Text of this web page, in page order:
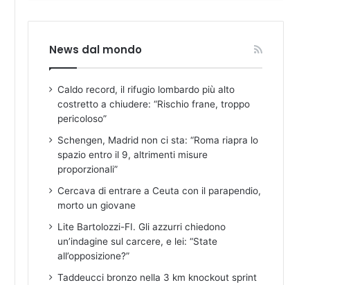
News dal mondo
Caldo record, il rifugio lombardo più alto
costretto a chiudere: “Rischio frane, troppo
pericoloso”
Schengen, Madrid non ci sta: “Roma riapra lo
spazio entro il 9, altrimenti misure
proporzionali”
Cercava di entrare a Ceuta con il parapendio,
morto un giovane
Lite Bartolozzi-FI. Gli azzurri chiedono
un’indagine sul carcere, e lei: “State
all’opposizione?”
Taddeucci bronzo nella 3 km knockout sprint